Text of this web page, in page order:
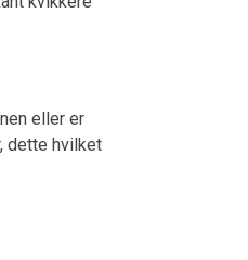
eller er
dette hvilket